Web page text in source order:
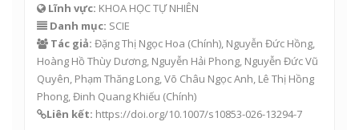
Lĩnh vực: KHOA HỌC TỰ NHIÊN
Danh mục: SCIE
Tác giả: Đặng Thị Ngọc Hoa (Chính), Nguyễn Đức Hồng
Hoàng Hồ Thùy Dương, Nguyễn Hải Phong Nguyễn Đức Vũ
Quyên Phạm Thăng Long Võ Châu Ngọc Anh , Lê Thị Hồng
Phong, Đinh Quang Khiếu (Chính)
Liên kết: https://doi.org/10.1007/s10853-026-13294-7